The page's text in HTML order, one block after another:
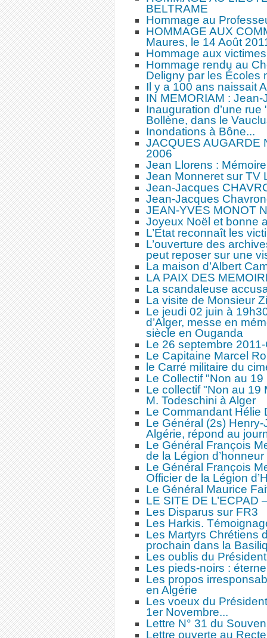
BELTRAME
Hommage au
HOMMAGE AUX
Maures, le 14 Août
Hommage aux
Hommage rendu au
Deligny par les Écoles
Il y a 100 ans naissait
IN MEMORIAM :
Inauguration d’une
Bollène, dans le
Inondations à Bône...
JACQUES AUGARDE
2006
Jean Llorens :
Jean Monneret sur TV
Jean-Jacques
Jean-Jacques
JEAN-YVES MONOT
Joyeux Noël et bonne
L’Etat reconnaît les
L’ouverture des
peut reposer sur une
La maison d’Albert
LA PAIX DES
La scandaleuse
La visite de Monsieur
Le jeudi 02 juin à
d’Alger, messe en
siècle en Ouganda
Le 26 septembre
Le Capitaine Marcel
le Carré militaire du
Le Collectif "Non au
Le collectif "Non au 19
M. Todeschini à Alger
Le Commandant Hélie
Le Général (2s)
Algérie, répond au
Le Général François
de la Légion d’honneur
Le Général François
Officier de la Légion
Le Général Maurice
LE SITE DE L’ECPAD
Les Disparus sur FR3
Les Harkis.
Les Martyrs Chrétiens
prochain dans la
Les oublis du Président
Les pieds-noirs :
Les propos
en Algérie
Les voeux du
1er Novembre...
Lettre N° 31 du
Lettre ouverte au